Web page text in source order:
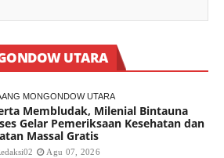
UTARA
MONGONDOW UTARA
Membludak, Milenial Bintauna
Gelar Pemeriksaan Kesehatan dan
Massal Gratis
Agu 07, 2026